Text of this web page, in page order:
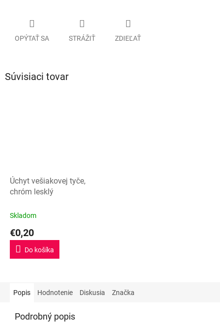
OPÝTAŤ SA STRÁŽIŤ ZDIEĽAŤ
Súvisiaci tovar
Úchyt vešiakovej tyče,
chróm lesklý
Skladom
€0,20
Do košíka
Popis Hodnotenie Diskusia Značka
Podrobný popis